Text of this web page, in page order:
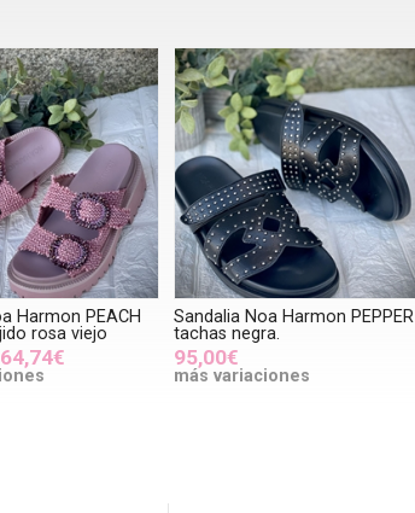
Harmon PEACH
rosa viejo
64,74€
Sandalia Noa Harmon PEPPER
tachas negra.
95,00€
más variaciones